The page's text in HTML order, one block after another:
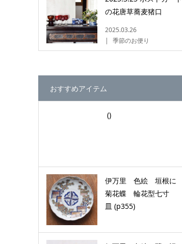
の花唐草蕎麦猪口
2025.03.26
季節のお便り
おすすめアイテム
()
伊万里 色絵 垣根に
菊花蝶 輪花型七寸
皿 (p355)